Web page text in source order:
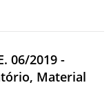
06/2019 -
Material